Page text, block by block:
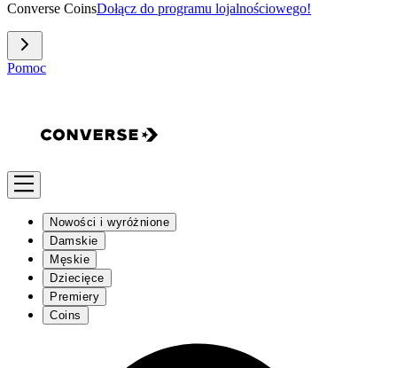
Converse CoinsDołącz do programu lojalnościowego!
Pomoc
Nowości i wyróżnione
Damskie
Męskie
Dziecięce
Premiery
Coins